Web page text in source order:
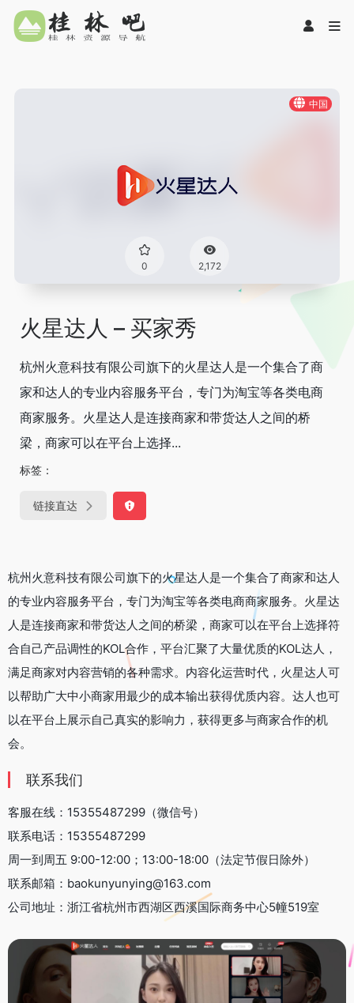
中国
0 2,172
火星达人 – 买家秀
杭州火意科技有限公司旗下的火星达人是一个集合了商
家和达人的专业内容服务平台，专门为淘宝等各类电商
商家服务。火星达人是连接商家和带货达人之间的桥
梁，商家可以在平台上选择...
标签：
链接直达
杭州火意科技有限公司旗下的火星达人是一个集合了商家和达人
的专业内容服务平台，专门为淘宝等各类电商商家服务。火星达
人是连接商家和带货达人之间的桥梁，商家可以在平台上选择符
合自己产品调性的KOL合作，平台汇聚了大量优质的KOL达人，
满足商家对内容营销的各种需求。内容化运营时代，火星达人可
以帮助广大中小商家用最少的成本输出获得优质内容。达人也可
以在平台上展示自己真实的影响力，获得更多与商家合作的机
会。
联系我们
客服在线：15355487299（微信号）
联系电话：15355487299
周一到周五 9:00-12:00；13:00-18:00（法定节假日除外）
联系邮箱：baokunyunying@163.com
公司地址：浙江省杭州市西湖区西溪国际商务中心5幢519室